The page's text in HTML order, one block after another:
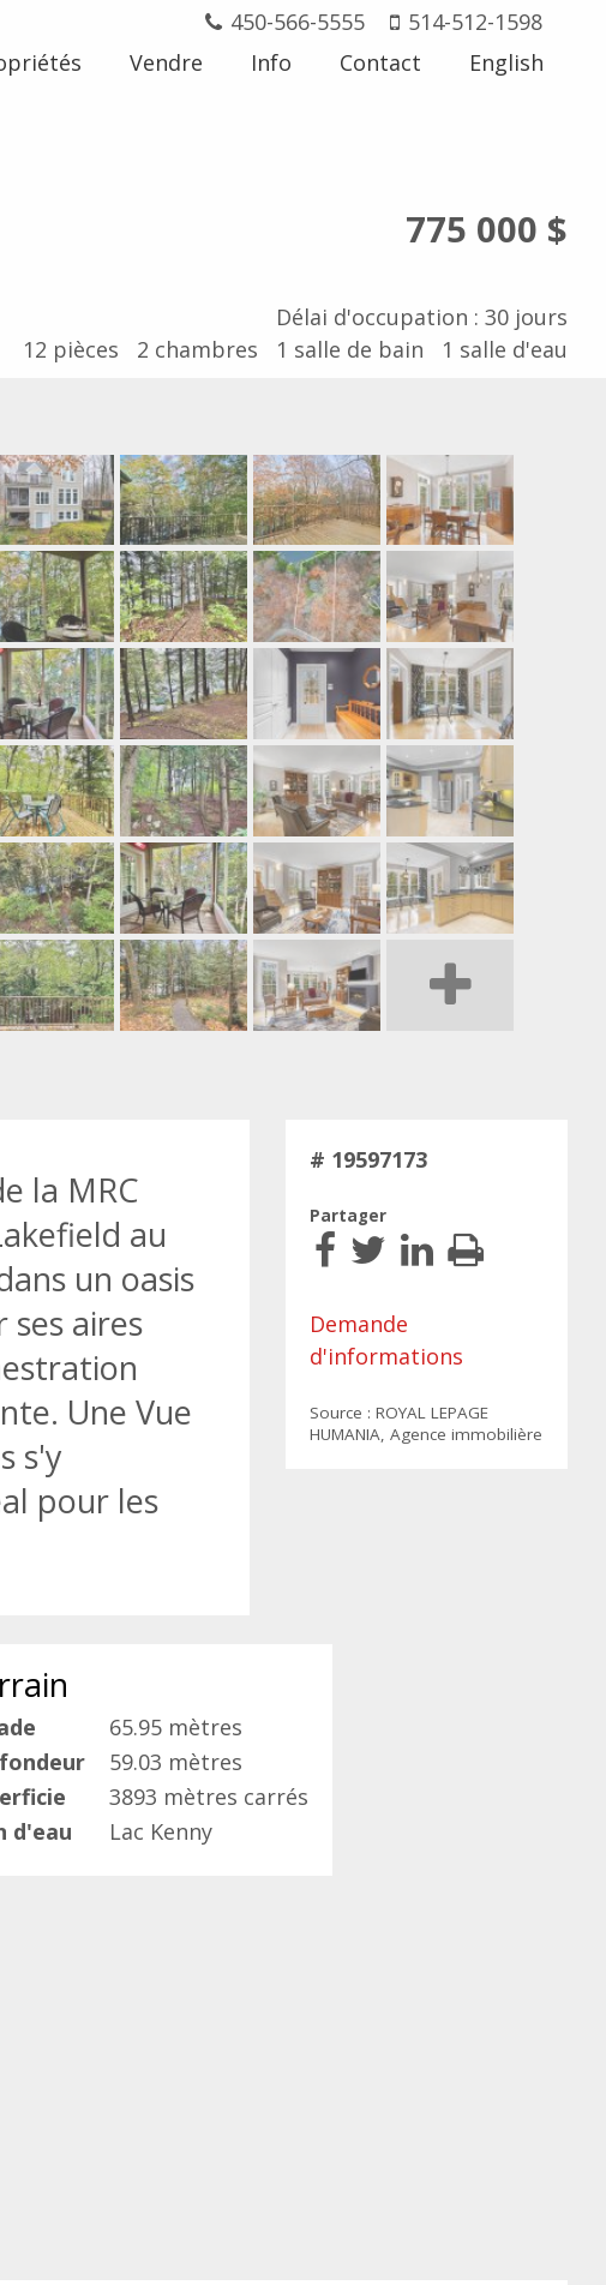
450-566-5555
514-512-1598
Vendre Info Contact English
775 000 $
Délai d'occupation : 30 jours
12 pièces 2 chambres 1 salle de bain 1 salle d'eau
la MRC
au
un oasis
aires
Une Vue
s'y
pour les
# 19597173
Partager
Demande
d'informations
Source : ROYAL LEPAGE
HUMANIA, Agence immobilière
65.95 mètres
59.03 mètres
3893 mètres carrés
d'eau
Lac Kenny